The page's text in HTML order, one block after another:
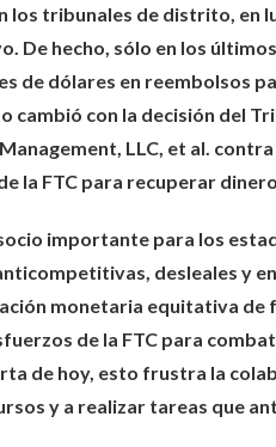
los tribunales de distrito, en
De hecho, sólo en los
de dólares en reembolsos
cambió con la decisión del
LLC, et al.
la FTC para recuperar
socio importante para los
desleales y
monetaria equitativa
de la FTC para
de hoy, esto frustra la
y a realizar tareas que